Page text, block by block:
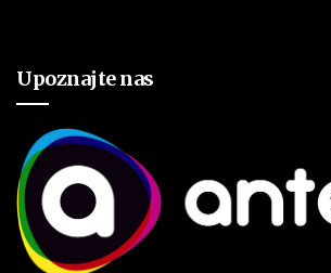
Upoznajte nas